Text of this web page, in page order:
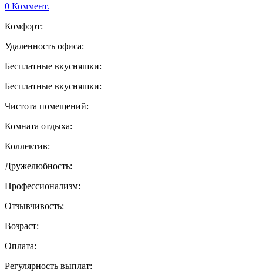
0 Коммент.
Комфорт:
Удаленность офиса:
Бесплатные вкусняшки:
Бесплатные вкусняшки:
Чистота помещений:
Комната отдыха:
Коллектив:
Дружелюбность:
Профессионализм:
Отзывчивость:
Возраст:
Оплата:
Регулярность выплат: